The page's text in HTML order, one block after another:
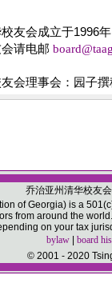
友会成立于1996
请电邮
友会理事会：园子
乔治亚州清华校友
of Georgia) is a
from around the
on your tax
bylaw| board
© 2001 - 2020